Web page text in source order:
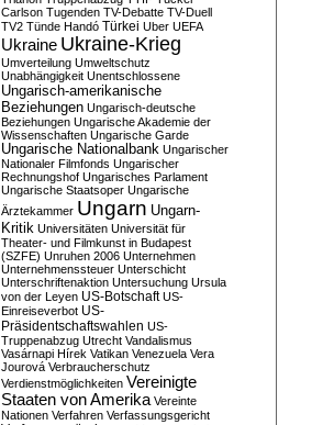
Carlson Tugenden TV-Debatte TV-Duell
TV2 Tünde Handó Türkei Uber UEFA
Ukraine Ukraine-Krieg
Umverteilung Umweltschutz
Unabhängigkeit Unentschlossene
Ungarisch-amerikanische
Beziehungen Ungarisch-deutsche
Beziehungen Ungarische Akademie der
Wissenschaften Ungarische Garde
Ungarische Nationalbank Ungarischer
Nationaler Filmfonds Ungarischer
Rechnungshof Ungarisches Parlament
Ungarische Staatsoper Ungarische
Ärztekammer Ungarn Ungarn-
Kritik Universitäten Universität für
Theater- und Filmkunst in Budapest
(SZFE) Unruhen 2006 Unternehmen
Unternehmenssteuer Unterschicht
Unterschriftenaktion Untersuchung Ursula
von der Leyen US-Botschaft US-
Einreiseverbot US-
Präsidentschaftswahlen US-
Truppenabzug Utrecht Vandalismus
Vasárnapi Hírek Vatikan Venezuela Vera
Jourová Verbraucherschutz
Verdienstmöglichkeiten Vereinigte
Staaten von Amerika Vereinte
Nationen Verfahren Verfassungsgericht